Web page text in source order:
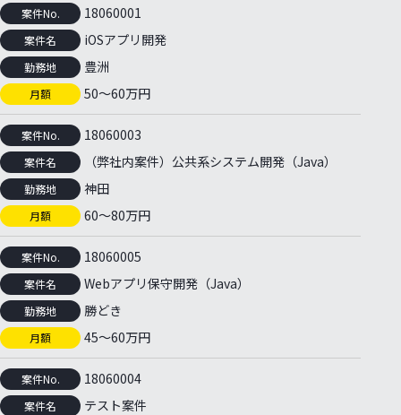
案件No. 18060001
案件名 iOSアプリ開発
勤務地 豊洲
月額 50〜60万円
案件No. 18060003
案件名 （弊社内案件）公共系システム開発（Java）
勤務地 神田
月額 60〜80万円
案件No. 18060005
案件名 Webアプリ保守開発（Java）
勤務地 勝どき
月額 45～60万円
案件No. 18060004
案件名 テスト案件